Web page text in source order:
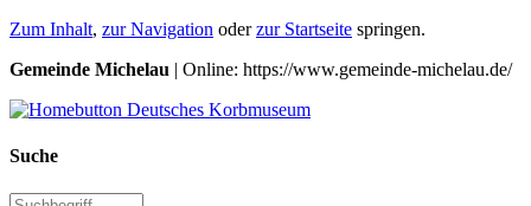
Zum Inhalt, zur Navigation oderzur Startseite springen.
Gemeinde Michelau | Online: https://www.gemeinde-michelau.de/
Suche